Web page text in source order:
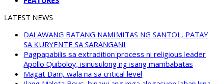
LATEST NEWS
DALAWANG BATANG NAMIMITAS NG SANTOL, PATAY
SA KURYENTE SA SARANGANI
Pagpapabilis sa extradition process ni religious leader
Apollo Quiboloy, isinusulong ng isang mambabatas
Magat Dam, wala na sa critical level